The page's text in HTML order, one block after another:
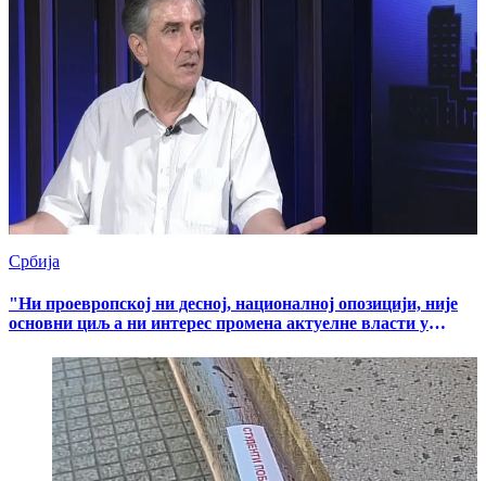
Србија
"Ни проевропској ни десној, националној опозицији, није
основни циљ а ни интерес промена актуелне власти у